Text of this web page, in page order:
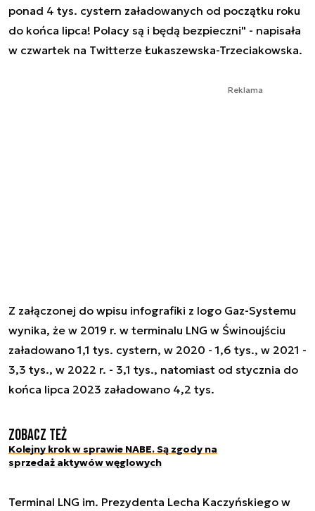
ponad 4 tys. cystern załadowanych od początku roku
do końca lipca! Polacy są i będą bezpieczni" - napisała
w czwartek na Twitterze Łukaszewska-Trzeciakowska.
Reklama
Z załączonej do wpisu infografiki z logo Gaz-Systemu
wynika, że w 2019 r. w terminalu LNG w Świnoujściu
załadowano 1,1 tys. cystern, w 2020 - 1,6 tys., w 2021 -
3,3 tys., w 2022 r. - 3,1 tys., natomiast od stycznia do
końca lipca 2023 załadowano 4,2 tys.
Zobacz też
Kolejny krok w sprawie NABE. Są zgody na
sprzedaż aktywów węglowych
Terminal LNG im. Prezydenta Lecha Kaczyńskiego w